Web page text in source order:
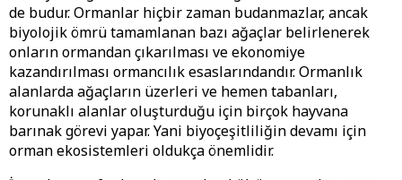
de budur. Ormanlar hiçbir zaman budanmazlar, ancak
biyolojik ömrü tamamlanan bazı ağaçlar belirlenerek
onların ormandan çıkarılması ve ekonomiye
kazandırılması ormancılık esaslarındandır. Ormanlık
alanlarda ağaçların üzerleri ve hemen tabanları,
korunaklı alanlar oluşturduğu için birçok hayvana
barınak görevi yapar. Yani biyoçeşitliliğin devamı için
orman ekosistemleri oldukça önemlidir.